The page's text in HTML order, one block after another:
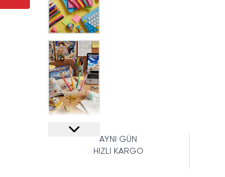
AYNI GÜN
HIZLI KARGO